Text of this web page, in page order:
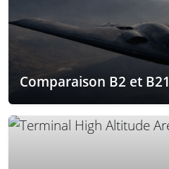
Comparaison B2 et B21